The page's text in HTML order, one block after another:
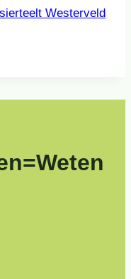
Westerveld